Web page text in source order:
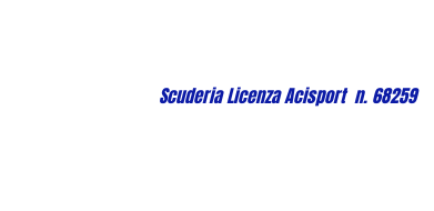
Scuderia Licenza Acisport n. 68259